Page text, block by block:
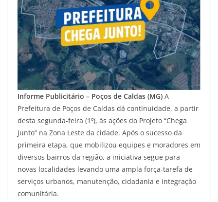
Informe Publicitário – Poços de Caldas (MG) A
Prefeitura de Poços de Caldas dá continuidade, a partir
desta segunda-feira (1º), às ações do Projeto “Chega
Junto” na Zona Leste da cidade. Após o sucesso da
primeira etapa, que mobilizou equipes e moradores em
diversos bairros da região, a iniciativa segue para
novas localidades levando uma ampla força-tarefa de
serviços urbanos, manutenção, cidadania e integração
comunitária.